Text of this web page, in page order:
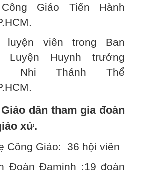
Giáo Tiến Hành
luyện viên trong Ban
Luyện Huynh trưởng
Nhi Thánh Thể
tham gia đoàn
xứ.
Công Giáo: 36 hội viên
Đoàn Đaminh :19 đoàn